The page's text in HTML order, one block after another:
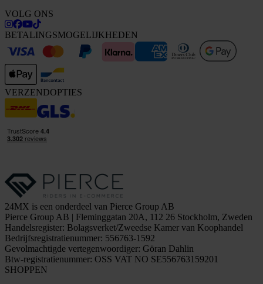
VOLG ONS
BETALINGSMOGELIJKHEDEN
VERZENDOPTIES
24MX is een onderdeel van Pierce Group AB
Pierce Group AB | Fleminggatan 20A, 112 26 Stockholm, Zweden
Handelsregister: Bolagsverket/Zweedse Kamer van Koophandel
Bedrijfsregistratienummer: 556763-1592
Gevolmachtigde vertegenwoordiger: Göran Dahlin
Btw-registratienummer: OSS VAT NO SE556763159201
SHOPPEN